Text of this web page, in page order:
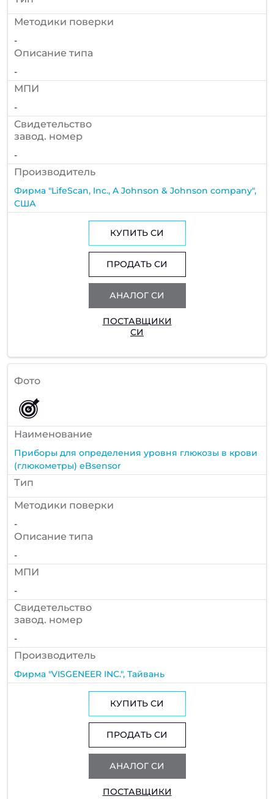
Методики поверки
-
Описание типа
-
МПИ
-
Cвидетельство
завод. номер
-
Производитель
Фирма "LifeScan, Inc., A Johnson & Johnson company",
США
КУПИТЬ СИ
ПРОДАТЬ СИ
АНАЛОГ СИ
ПОСТАВЩИКИ
СИ
Фото
Наименование
Приборы для определения уровня глюкозы в крови
(глюкометры) eBsensor
Тип
Методики поверки
-
Описание типа
-
МПИ
-
Cвидетельство
завод. номер
-
Производитель
Фирма "VISGENEER INC.", Тайвань
КУПИТЬ СИ
ПРОДАТЬ СИ
АНАЛОГ СИ
ПОСТАВЩИКИ